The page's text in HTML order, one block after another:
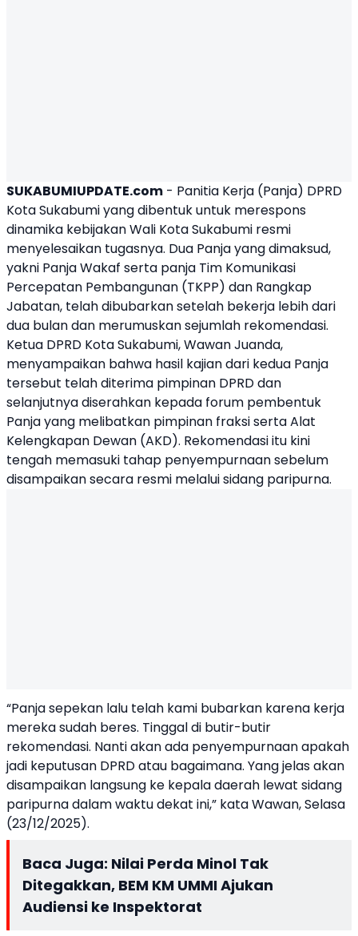
SUKABUMIUPDATE.com - Panitia Kerja (Panja) DPRD
KotaSukabumiyangdibentukuntuk merespons
dinamika kebijakanWali KotaSukabumi resmi
menyelesaikan tugasnya. Dua Panjayangdimaksud,
yakni PanjaWakaf serta panja Tim Komunikasi
Percepatan Pembangunan (TKPP) dan Rangkap
Jabatan, telahdibubarkansetelah bekerja lebihdari
dua bulandan merumuskansejumlah rekomendasi.
Ketua DPRD KotaSukabumi,WawanJuanda,
menyampaikan bahwa hasil kajiandari kedua Panja
tersebut telahditerima pimpinan DPRD dan
selanjutnyadiserahkan kepada forum pembentuk
Panjayang melibatkan pimpinan fraksisertaAlat
Kelengkapan Dewan (AKD). Rekomendasiitu kini
tengah memasuki tahap penyempurnaansebelum
disampaikansecara resmi melaluisidang paripurna.
“Panjasepekan lalu telah kami bubarkan karena kerja
merekasudah beres. Tinggaldi butir-butir
rekomendasi. Nantiakanada penyempurnaanapakah
jadi keputusan DPRDatau bagaimana. Yangjelasakan
disampaikan langsung ke kepaladaerah lewat sidang
paripurnadalamwaktudekat ini,” kataWawan,Selasa
(23/12/2025).
Baca Juga: Nilai Perda Minol Tak
Ditegakkan, BEM KM UMMI Ajukan
Audiensi ke Inspektorat